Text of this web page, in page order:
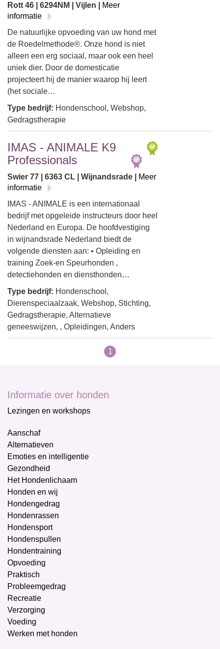
Rott 46 | 6294NM | Vijlen |
Meer
informatie
De natuurlijke opvoeding van uw hond met
de Roedelmethode®. Onze hond is niet
alleen een erg sociaal, maar ook een heel
uniek dier. Door de domesticatie
projecteert hij de manier waarop hij leert
(het sociale…
Type bedrijf: Hondenschool, Webshop,
Gedragstherapie
IMAS - ANIMALE K9
Professionals
Swier 77 | 6363 CL | Wijnandsrade |
Meer
informatie
IMAS - ANIMALE is een internationaal
bedrijf met opgeleide instructeurs door heel
Nederland en Europa. De hoofdvestiging
in wijnandsrade Nederland biedt de
volgende diensten aan: • Opleiding en
training Zoek-en Speurhonden ,
detectiehonden en diensthonden…
Type bedrijf: Hondenschool,
Dierenspeciaalzaak, Webshop, Stichting,
Gedragstherapie, Alternatieve
geneeswijzen, , Opleidingen, Anders
1
Informatie over honden
Lezingen en workshops
Aanschaf
Alternatieven
Emoties en intelligentie
Gezondheid
Het Hondenlichaam
Honden en wij
Hondengedrag
Hondenrassen
Hondensport
Hondenspullen
Hondentraining
Opvoeding
Praktisch
Probleemgedrag
Recreatie
Verzorging
Voeding
Werken met honden